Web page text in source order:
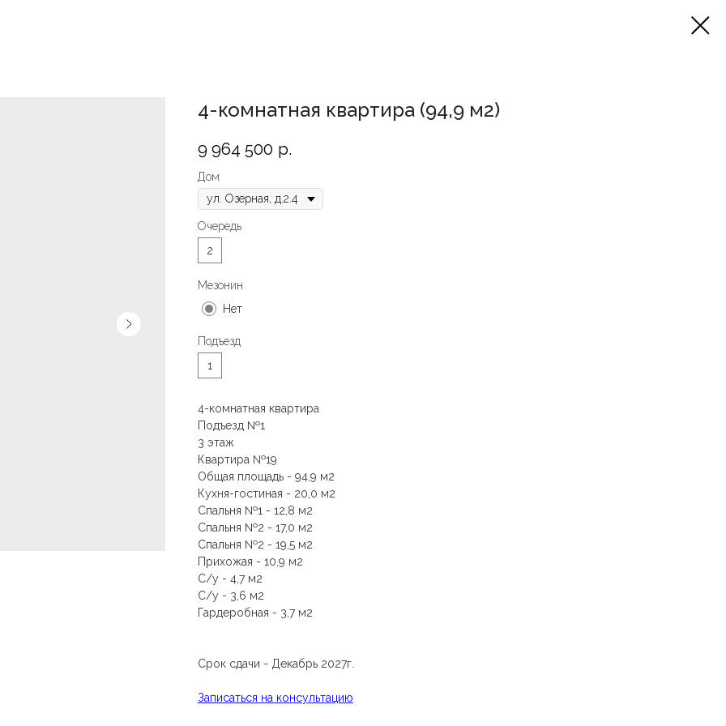
4-комнатная квартира (94,9 м2)
9 964 500 р.
Дом
Очередь
2
Мезонин
Нет
Подъезд
1
4-комнатная квартира
Подъезд №1
3 этаж
Квартира №19
Общая площадь - 94,9 м2
Кухня-гостиная - 20,0 м2
Спальня №1 - 12,8 м2
Спальня №2 - 17,0 м2
Спальня №2 - 19,5 м2
Прихожая - 10,9 м2
С/у - 4,7 м2
С/у - 3,6 м2
Гардеробная - 3,7 м2
Срок сдачи - Декабрь 2027г.
Записаться на консультацию